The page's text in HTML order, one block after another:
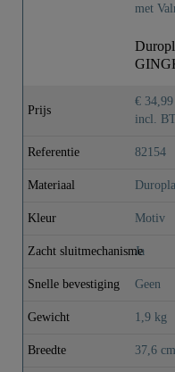
Prijs
€ 34,99
incl.
Referentie 82154
Materiaal
Kleur Motiv
Zacht sluitmechanisme
Ja
Snelle bevestiging Geen
Gewicht 1,9 kg
Breedte 37,6 cm